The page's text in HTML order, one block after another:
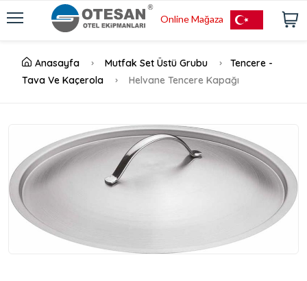
Online Mağaza
Anasayfa Mutfak Set Üstü Grubu
Tencere -
Tava Ve Kaçerola
Helvane Tencere Kapağı